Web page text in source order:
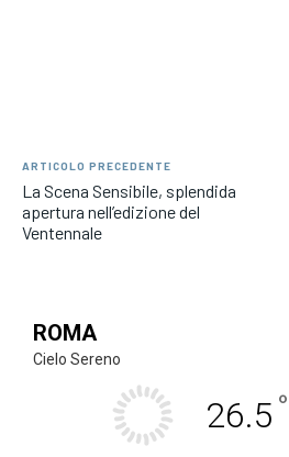
ARTICOLO PRECEDENTE
La Scena Sensibile, splendida
apertura nell’edizione del
Ventennale
ROMA
Cielo Sereno
26.5 °